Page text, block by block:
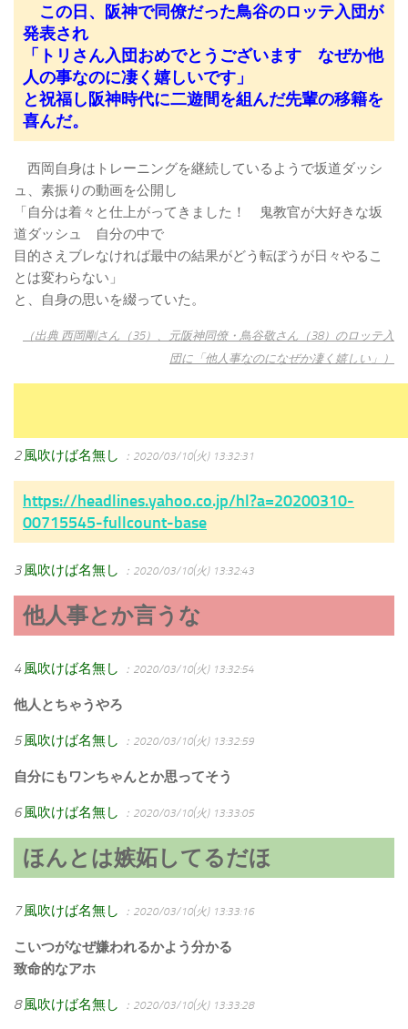
この日、阪神で同僚だった鳥谷のロッテ入団が
発表され
「トリさん入団おめでとうございます なぜか他
人の事なのに凄く嬉しいです」
と祝福し阪神時代に二遊間を組んだ先輩の移籍を
喜んだ。
西岡自身はトレーニングを継続しているようで坂道ダッシ
ュ、素振りの動画を公開し
「自分は着々と仕上がってきました！ 鬼教官が大好きな坂
道ダッシュ 自分の中で
目的さえブレなければ最中の結果がどう転ぼうが日々やるこ
とは変わらない」
と、自身の思いを綴っていた。
（出典 西岡剛さん（35）、元阪神同僚・鳥谷敬さん（38）のロッテ入
団に「他人事なのになぜか凄く嬉しい」）
2 風吹けば名無し ：2020/03/10(火) 13:32:31
https://headlines.yahoo.co.jp/hl?a=20200310-
00715545-fullcount-base
3 風吹けば名無し ：2020/03/10(火) 13:32:43
他人事とか言うな
4 風吹けば名無し ：2020/03/10(火) 13:32:54
他人とちゃうやろ
5 風吹けば名無し ：2020/03/10(火) 13:32:59
自分にもワンちゃんとか思ってそう
6 風吹けば名無し ：2020/03/10(火) 13:33:05
ほんとは嫉妬してるだほ
7 風吹けば名無し ：2020/03/10(火) 13:33:16
こいつがなぜ嫌われるかよう分かる
致命的なアホ
8 風吹けば名無し ：2020/03/10(火) 13:33:28